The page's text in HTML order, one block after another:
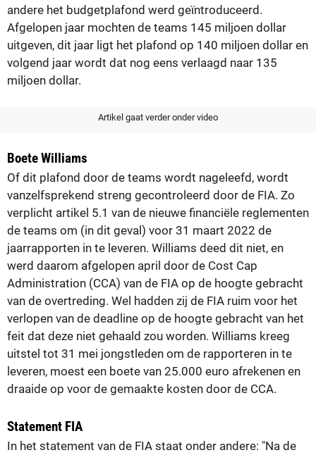
andere het budgetplafond werd geïntroduceerd.
Afgelopen jaar mochten de teams 145 miljoen dollar
uitgeven, dit jaar ligt het plafond op 140 miljoen dollar en
volgend jaar wordt dat nog eens verlaagd naar 135
miljoen dollar.
Artikel gaat verder onder video
Boete Williams
Of dit plafond door de teams wordt nageleefd, wordt
vanzelfsprekend streng gecontroleerd door de FIA. Zo
verplicht artikel 5.1 van de nieuwe financiële reglementen
de teams om (in dit geval) voor 31 maart 2022 de
jaarrapporten in te leveren. Williams deed dit niet, en
werd daarom afgelopen april door de Cost Cap
Administration (CCA) van de FIA op de hoogte gebracht
van de overtreding. Wel hadden zij de FIA ruim voor het
verlopen van de deadline op de hoogte gebracht van het
feit dat deze niet gehaald zou worden. Williams kreeg
uitstel tot 31 mei jongstleden om de rapporteren in te
leveren, moest een boete van 25.000 euro afrekenen en
draaide op voor de gemaakte kosten door de CCA.
Statement FIA
In het statement van de FIA staat onder andere: "Na de